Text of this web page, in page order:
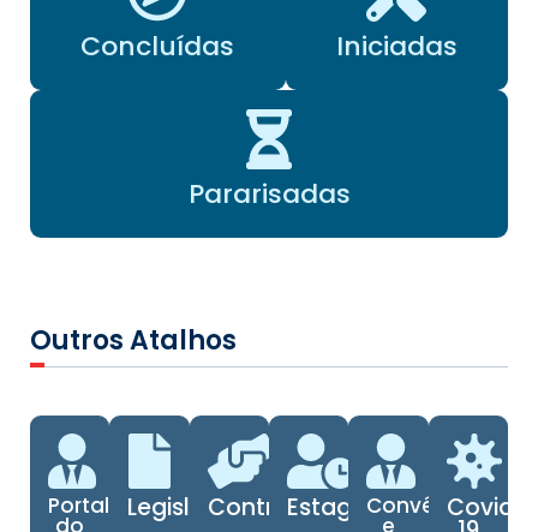
Concluídas Iniciadas
Pararisadas
Outros Atalhos
Portal LegislaçãoContratosEstagiáriosConvêniosCovid-